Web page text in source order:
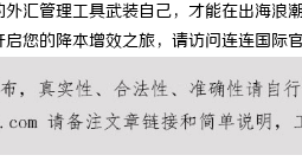
汇管理工具武装自己，才能在出海浪
您的降本增效之旅，请访问连连国际
唇，才是你整张脸的点
气质加分项